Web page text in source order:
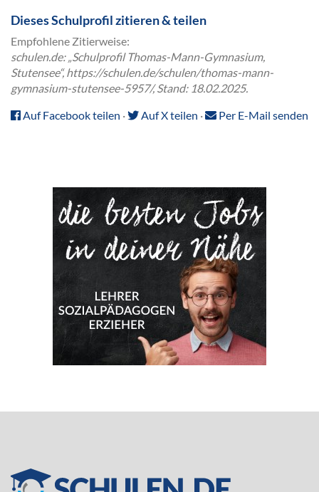
Dieses Schulprofil zitieren & teilen
Empfohlene Zitierweise:
schulen.de: „Schulprofil Thomas-Mann-Gymnasium,
Stutensee“, https://schulen.de/schulen/thomas-mann-
gymnasium-stutensee-5957/, Stand: 18.02.2025.
Auf Facebook teilen · Auf X teilen · Per E-Mail senden